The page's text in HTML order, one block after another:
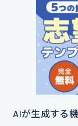
AIが生成する